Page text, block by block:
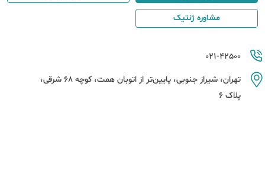
021-42500
تهران، شیراز جنوبی، پایین‌تر از اتوبان همت، کوچه 68 شرقی،
پلاک 6
مشاوره ژنتیک